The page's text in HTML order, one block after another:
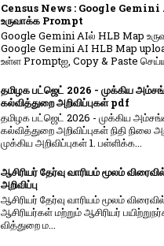
Census News : Google
உருவாக்க Prompt
Google Gemini AIல் HLB Map
Google Gemini AI HLB Map
உள்ள Promptஐ, Copy & Paste
தமிழக பட்ஜெட் 2026 - முக்கிய
கல்வித்துறை அறிவிப்புகள் pdf
தமிழக பட்ஜெட் 2026 - முக்கிய
கல்வித்துறை அறிவிப்புகள் நிதி நிலை
முக்கிய அறிவிப்புகள் 1. பள்ளிக்க...
ஆசிரியர் தேர்வு வாரியம் மூலம்
அறிவிப்பு
ஆசிரியர் தேர்வு வாரி​யம் மூலம்
ஆசிரியர்​கள் மற்​றும் ஆசிரியர்
வித்​துறை ம...